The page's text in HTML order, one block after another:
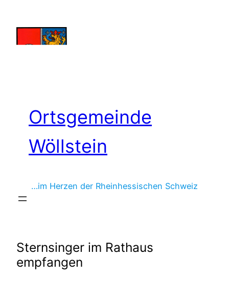
springen
Ortsgemeinde
Wöllstein
…im Herzen der Rheinhessischen Schweiz
Sternsinger im Rathaus
empfangen